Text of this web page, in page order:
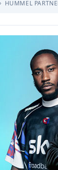
HUMMEL